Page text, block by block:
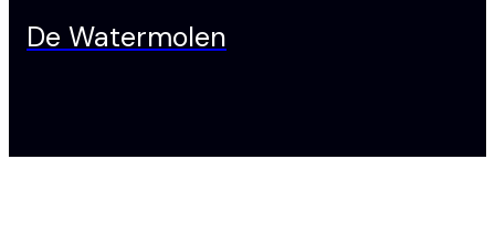
De Watermolen